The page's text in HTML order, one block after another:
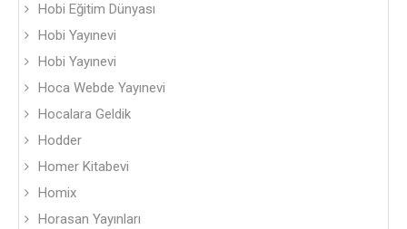
Hobi Eğitim Dünyası
Hobi Yayınevi
Hobi Yayınevi
Hoca Webde Yayınevi
Hocalara Geldik
Hodder
Homer Kitabevi
Homix
Horasan Yayınları